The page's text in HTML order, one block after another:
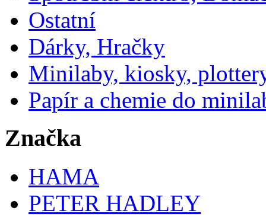
Ostatní
Dárky, Hračky
Minilaby, kiosky,
Papír a chemie do
Značka
HAMA
PETER HADLEY